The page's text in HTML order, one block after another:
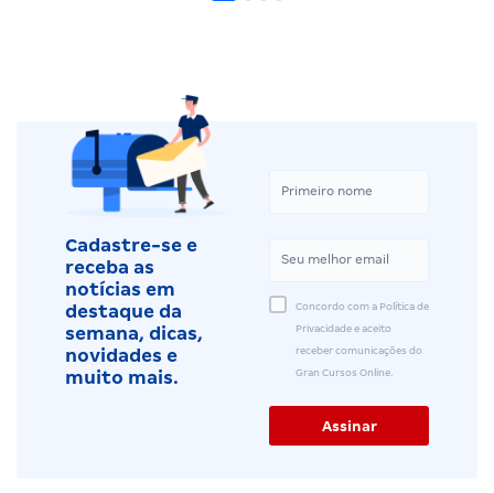
Cadastre-se e
receba as
notícias em
destaque da
semana, dicas,
novidades e
muito mais.
Concordo com a Política de
Privacidade e aceito
receber comunicações do
Gran Cursos Online.